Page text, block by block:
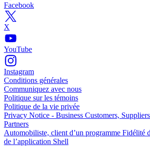
Facebook
X
YouTube
Instagram
Conditions générales
Communiquez avec nous
Politique sur les témoins
Politique de la vie privée
Privacy Notice - Business Customers,
Partners
Automobiliste, client d’un programme Fidélité
de l’application Shell